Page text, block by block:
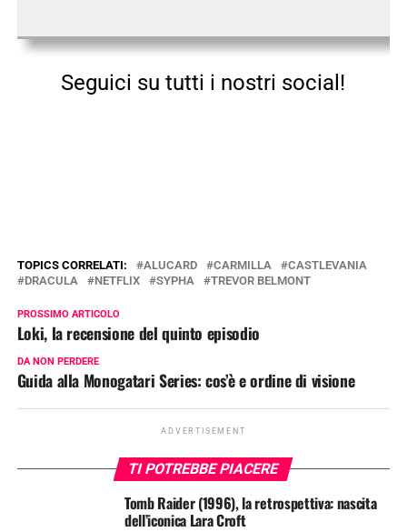
Seguici su tutti i nostri social!
TOPICS CORRELATI: ALUCARD CARMILLA
CASTLEVANIA
DRACULA
NETFLIX SYPHA TREVOR BELMONT
PROSSIMO ARTICOLO
Loki, la recensione del quinto episodio
DA NON PERDERE
Guida alla Monogatari Series: cos’è e ordine di visione
ADVERTISEMENT
TI POTREBBE PIACERE
Tomb Raider (1996), la retrospettiva: nascita
dell’iconica Lara Croft